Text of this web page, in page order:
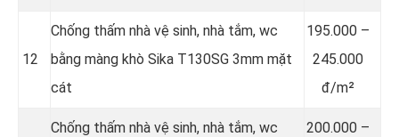
12
Chống thấm nhà vệ sinh, nhà tắm, wc
bằng màng khò Sika T130SG 3mm mặt
cát
195.000 –
245.000
đ/m²
Chống thấm nhà vệ sinh, nhà tắm, wc
200.000 –